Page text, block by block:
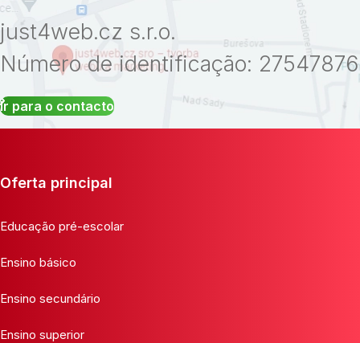
just4web.cz s.r.o.
Número de identificação: 27547876
Ir para o contacto
Oferta principal
Educação pré-escolar
Ensino básico
Ensino secundário
Ensino superior